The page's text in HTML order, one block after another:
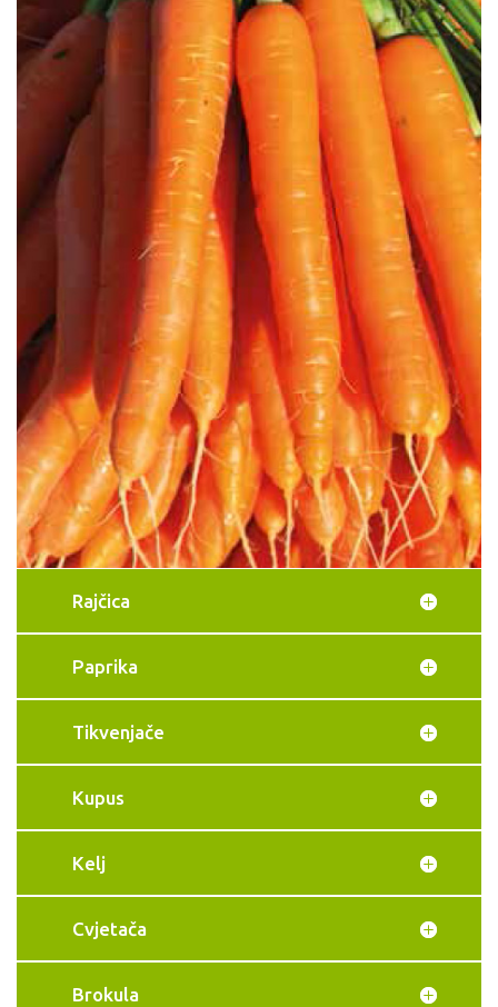
Rajčica
Paprika
Tikvenjače
Kupus
Kelj
Cvjetača
Brokula